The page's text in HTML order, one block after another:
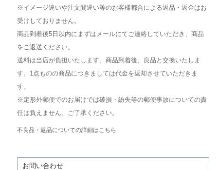
※イメージ違いや注文間違い等のお客様都合による返品・返金はお
受けしておりません。
商品到着後5日以内にまずはメールにてご連絡していただき、商品
をご返送ください。
送料は当店が負担いたします。商品到着後、良品と交換いたしま
す。1点ものの商品につきましては代金を返却させていただきま
す。
※定形外郵便でのお届けでは破損・紛失等の郵便事故についての責
任は負えません。ご了承ください。
不良品・返品についての詳細はこちら
お問い合わせ